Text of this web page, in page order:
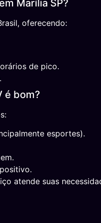
Marília SP?
oferecendo:
de pico.
é bom?
esportes).
atende suas